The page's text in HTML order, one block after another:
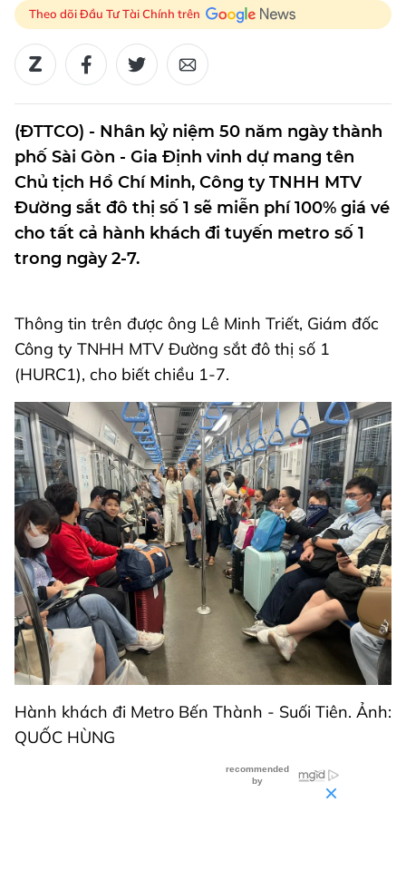
Theo dõi Đầu Tư Tài Chính trên
(ĐTTCO) - Nhân kỷ niệm 50 năm ngày thành
phố Sài Gòn - Gia Định vinh dự mang tên
Chủ tịch Hồ Chí Minh, Công ty TNHH MTV
Đường sắt đô thị số 1 sẽ miễn phí 100% giá vé
cho tất cả hành khách đi tuyến metro số 1
trong ngày 2-7.
Thông tin trên được ông Lê Minh Triết, Giám đốc
Công ty TNHH MTV Đường sắt đô thị số 1
(HURC1), cho biết chiều 1-7.
Hành khách đi Metro Bến Thành - Suối Tiên. Ảnh:
QUỐC HÙNG